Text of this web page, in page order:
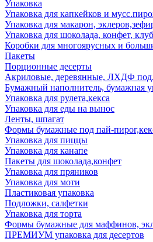
Упаковка
Упаковка для капкейков и
Упаковка для макарон,
Упаковка для шоколада, конфет,
Коробки для многоярусных и
Пакеты
Порционные десерты
Акриловые, деревянные, ЛХДФ
Бумажный наполнитель, бумажная
Упаковка для рулета,кекса
Упаковка для еды на вынос
Ленты, шпагат
Формы бумажные под пай-
Упаковка для пиццы
Упаковка для канапе
Пакеты для шоколада,конфет
Упаковка для пряников
Упаковка для моти
Пластиковая упаковка
Подложки, салфетки
Упаковка для торта
Формы бумажные для маффинов,
ПРЕМИУМ упаковка для десертов